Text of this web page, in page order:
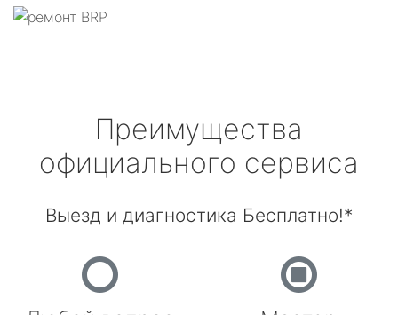
Преимущества
официального сервиса
Выезд и диагностика Бесплатно!*